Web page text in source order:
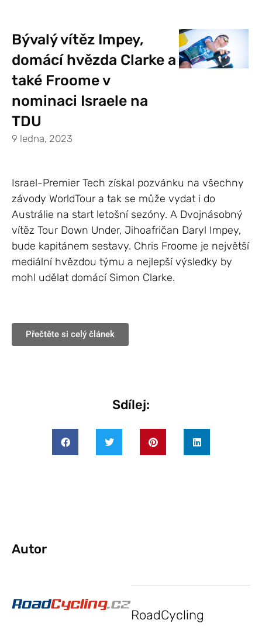
Bývalý vítěz Impey,
domácí hvězda Clarke a
také Froome v
nominaci Israele na
TDU
9 ledna, 2023
Israel-Premier Tech získal pozvánku na všechny
závody WorldTour a tak se může vydat i do
Austrálie na start letošní sezóny. A Dvojnásobný
vítěz Tour Down Under, Jihoafričan Daryl Impey,
bude kapitánem sestavy. Chris Froome je největší
mediální hvězdou týmu a nejlepší výsledky by
mohl udělat domácí Simon Clarke.
Přečtěte si celý článek
Sdílej:
Autor
RoadCycling